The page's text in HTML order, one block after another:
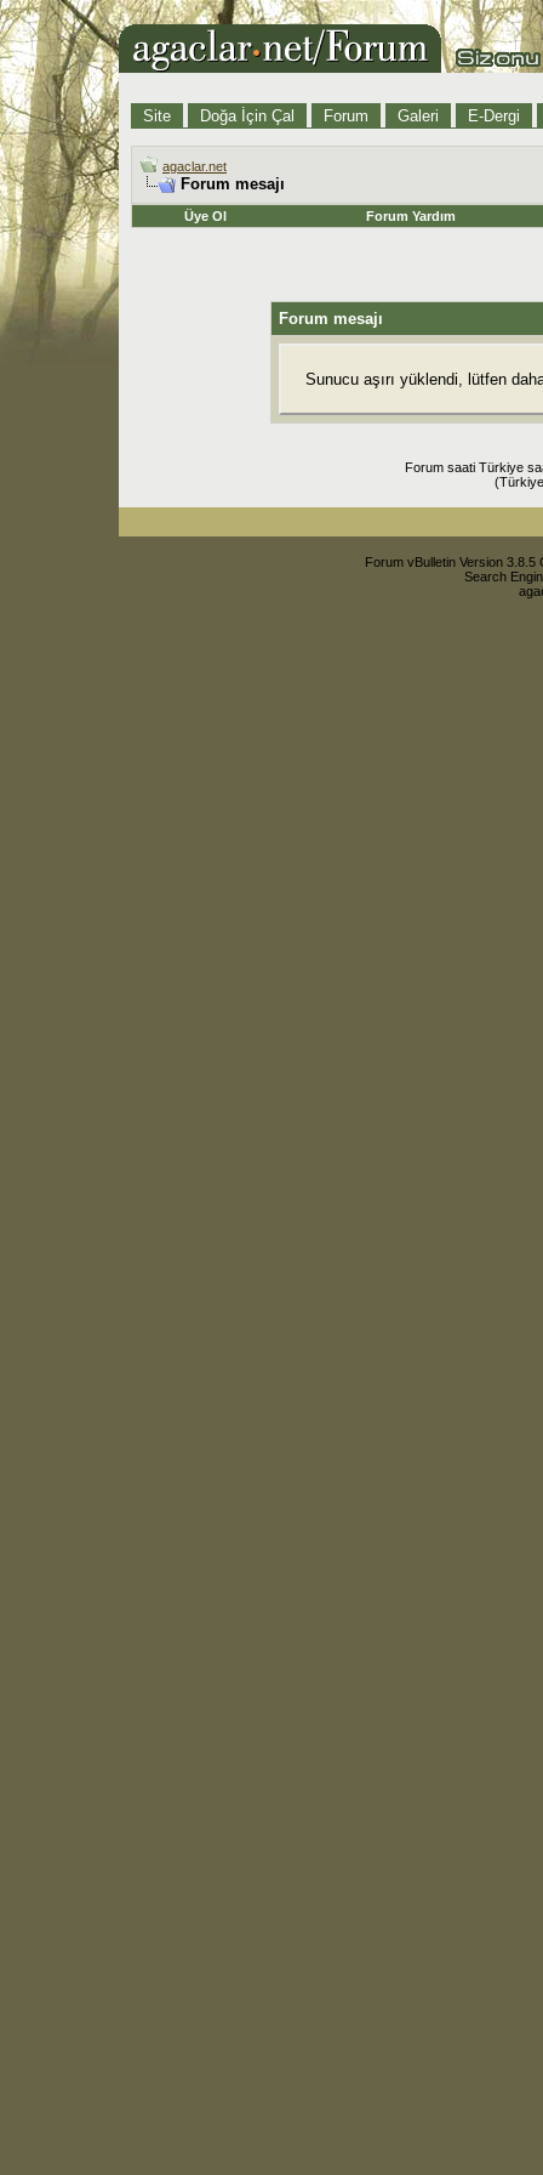
Site Doğa İçin Çal Forum Galeri E-Dergi
agaclar.net
Forum mesajı
Üye Ol Forum Yardım
Forum mesajı
Sunucu aşırı yüklendi, lütfen
Forum saati Türkiye
Forum vBulletin Version
Search